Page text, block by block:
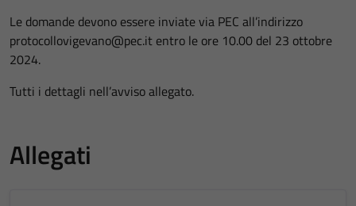
Le domande devono essere inviate via PEC all’indirizzo
protocollovigevano@pec.it entro le ore 10.00 del 23 ottobre
2024.
Tutti i dettagli nell’avviso allegato.
Allegati